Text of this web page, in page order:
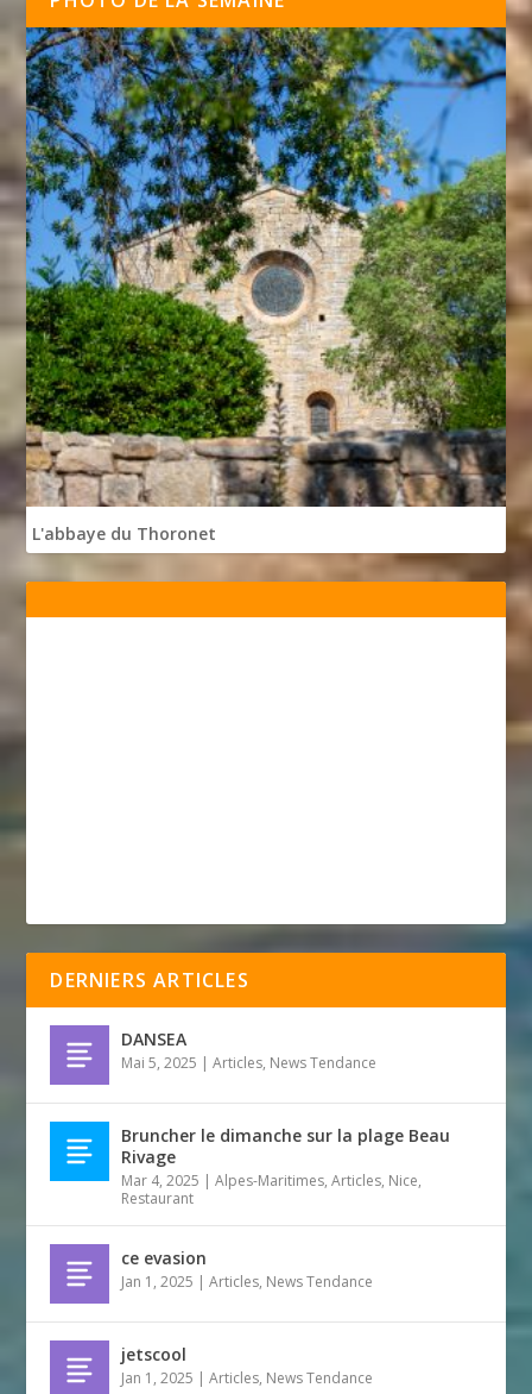
L'abbaye du Thoronet
DERNIERS ARTICLES
DANSEA
Mai 5, 2025 |Articles, News Tendance
Bruncher le dimanche sur la plage Beau
Rivage
Mar 4, 2025 |Alpes-Maritimes,Articles, Nice,
Restaurant
ce evasion
Jan 1, 2025 |Articles, News Tendance
jetscool
Jan 1, 2025 |Articles, News Tendance